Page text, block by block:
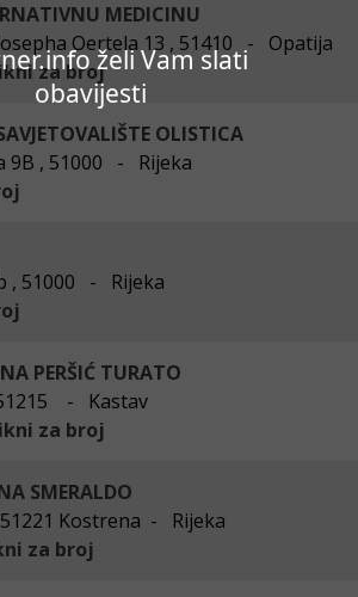
želi Vam slati
obavijesti
MEDICINU
Oertela 13 , 51410 - Opatija
za broj
OLISTICA
9B , 51000 - Rijeka
, 51000 - Rijeka
PERŠIĆ TURATO
- Kastav
za broj
SMERALDO
51221 Kostrena - Rijeka
za broj